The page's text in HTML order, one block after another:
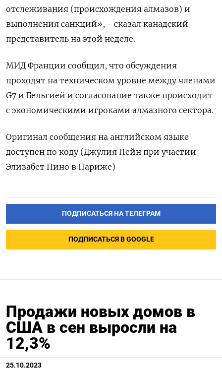
отслеживания (происхождения алмазов) и
выполнения санкций», - сказал канадский
представитель на этой неделе.
МИД Франции сообщил, что обсуждения
проходят на техническом уровне между членами
G7 и Бельгией и согласование также происходит
с экономическими игроками алмазного сектора.
Оригинал сообщения на английском языке
доступен по коду (Джулия Пейн при участии
Элизабет Пино в Париже)
ПОДПИСАТЬСЯ НА ТЕЛЕГРАМ
ПОДПИСАТЬСЯ В GOOGLE
Продажи новых домов в
США в сен выросли на
12,3%
25.10.2023